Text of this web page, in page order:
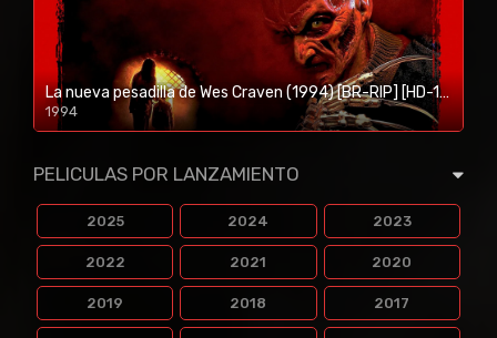
La nueva pesadilla de Wes Craven (1994) [BR-RIP] [HD-1080p]
1994
1080p/720p
PELICULAS POR LANZAMIENTO
2025 2024 2023
2022 2021 2020
2019 2018 2017